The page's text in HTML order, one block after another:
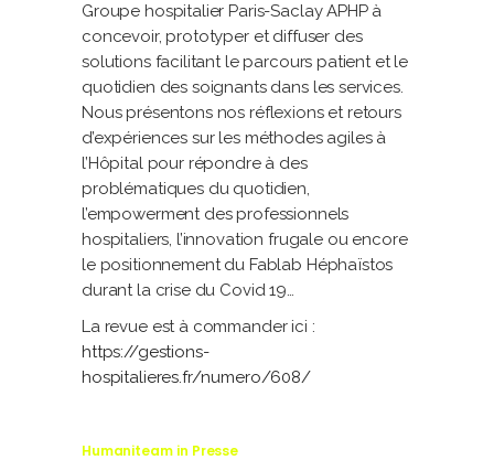
Groupe hospitalier Paris-Saclay APHP à
concevoir, prototyper et diffuser des
solutions facilitant le parcours patient et le
quotidien des soignants dans les services.
Nous présentons nos réflexions et retours
d’expériences sur les méthodes agiles à
l’Hôpital pour répondre à des
problématiques du quotidien,
l’empowerment des professionnels
hospitaliers, l’innovation frugale ou encore
le positionnement du Fablab Héphaïstos
durant la crise du Covid 19…
La revue est à commander ici :
https://gestions-
hospitalieres.fr/numero/608/
Humaniteam in Presse